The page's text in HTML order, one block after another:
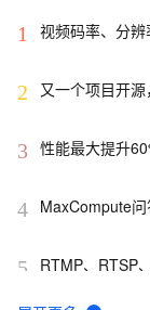
1 视频码率、分
2 又一个项目开源
3 性能最大提升
4 MaxCompute
5
RTMP、RTSP